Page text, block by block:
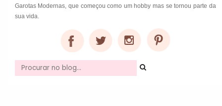
Garotas Modernas, que começou como um hobby mas se tornou parte da
sua vida.